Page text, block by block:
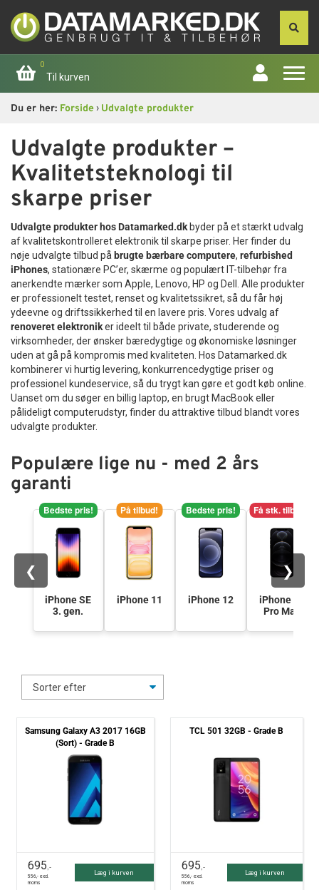
0
Til kurven
Apple
Computer
Skærme
Smartphone
Tablet
Tilbehør
Reparationer og RMA
Reservedele
>>BACK-2-SCHOOL<<
Log ind
Du er her: Forside› Udvalgte produkter
Udvalgte produkter –
Kvalitetsteknologi til
skarpe priser
Udvalgte produkter hos Datamarked.dk byder på et stærkt udvalg
af kvalitetskontrolleret elektronik til skarpe priser. Her finder du
nøje udvalgte tilbud på brugte bærbare computere, refurbished
iPhones, stationære PC’er, skærme og populært IT-tilbehør fra
anerkendte mærker som Apple, Lenovo, HP og Dell. Alle produkter
er professionelt testet, renset og kvalitetssikret, så du får høj
ydeevne og driftssikkerhed til en lavere pris. Vores udvalg af
renoveret elektroniker ideelt til både private, studerende og
virksomheder, der ønsker bæredygtige og økonomiske løsninger
uden at gå på kompromis med kvaliteten. Hos Datamarked.dk
kombinerer vi hurtig levering, konkurrencedygtige priser og
professionel kundeservice, så du trygt kan gøre et godt køb online.
Uanset om du søger en billig laptop, en brugt MacBook eller
pålideligt computerudstyr, finder du attraktive tilbud blandt vores
udvalgte produkter.
Populære lige nu - med 2 års
garanti
❮
Bedste pris!
iPhone SE
3. gen.
På tilbud!
iPhone 11
Bedste pris!
iPhone 12
Få stk. tilbage
iPhone 12
Pro Max
❯
Samsung Galaxy A3 2017 16GB
(Sort) - Grade B
695,-
556,- excl.
moms
Læg i kurven
TCL 501 32GB - Grade B
695,-
556,- excl.
moms
Læg i kurven